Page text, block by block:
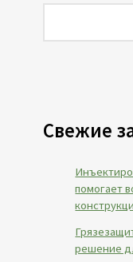
Свежие
помогает
решение